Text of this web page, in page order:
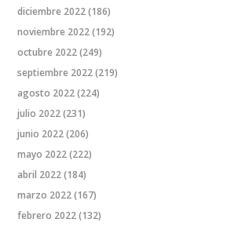
diciembre 2022(186)
noviembre 2022(192)
octubre 2022(249)
septiembre 2022(219)
agosto 2022(224)
julio 2022(231)
junio 2022(206)
mayo 2022(222)
abril 2022(184)
marzo 2022(167)
febrero 2022(132)